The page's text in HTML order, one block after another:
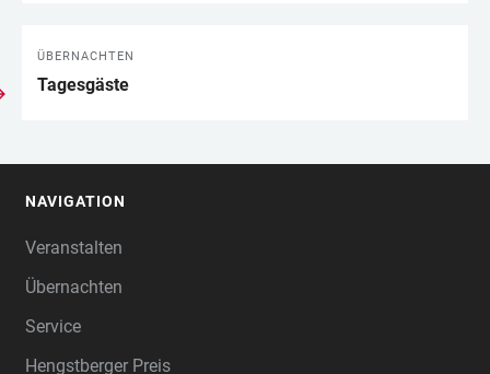
ÜBERNACHTEN
Tagesgäste
NAVIGATION
Veranstalten
Übernachten
Service
Hengstberger Preis